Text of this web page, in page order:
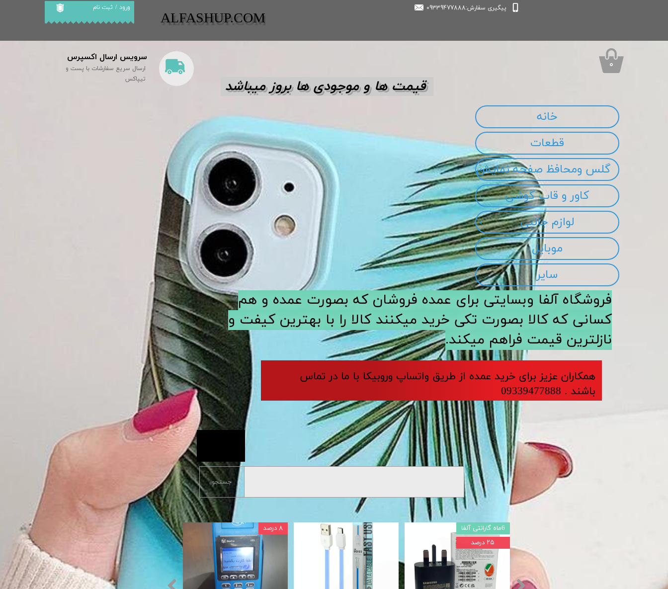
سرویس ارسال اکسپرس
ارسال سریع سفارشات با پست و
تیپاکس
پیگیری سفارش:09339477888 ورود / ثبت نام
حساب کاربری من
تغییر گذر واژه
سفارشات
​​ALFASHUP.COM
خانه
قطعات
گلس ومحافظ صفحه نمایش
کاور و قاب گوشی
لوازم جانبی
موبایل
سایر
۰
۸ درصد
6ماه گارانتی آلفا
۲۵ درصد
جستجو
​​فروشگاه آلفا وبسایتی برای عمده فروشان که بصورت عمده و هم
کسانی که کالا بصورت تکی خرید میکنند کالا را با بهترین کیفت و
نازلترین قیمت فراهم میکند.
​​​همکاران عزیز برای خرید عمده از طریق واتساپ وروبیکا با ما در تماس
باشند . 09339477888
قیمت ها و موجودی ها بروز میباشد